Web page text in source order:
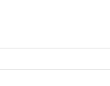
唱点播:172次